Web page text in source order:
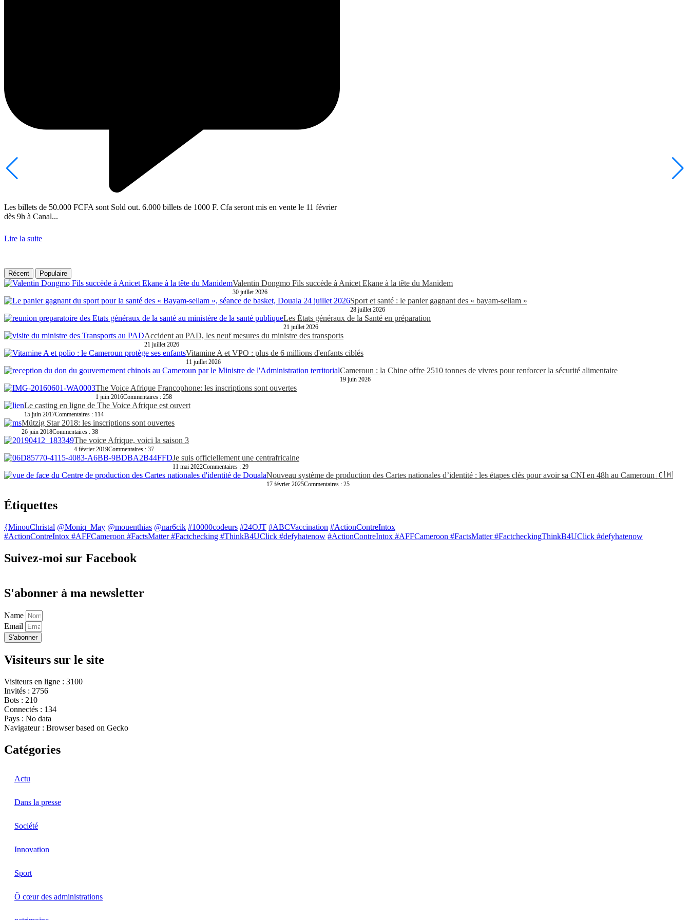
Les billets de 50.000 FCFA sont Sold out. 6.000 billets de 1000 F. Cfa seront mis en vente le 11 février
dès 9h à Canal...
Lire la suite
Récent Populaire
Valentin Dongmo Fils succède à Anicet Ekane à la tête du Manidem
30 juillet 2026
Sport et santé : le panier gagnant des « bayam-sellam »
28 juillet 2026
Les États généraux de la Santé en préparation
21 juillet 2026
Accident au PAD, les neuf mesures du ministre des transports
21 juillet 2026
Vitamine A et VPO : plus de 6 millions d'enfants ciblés
11 juillet 2026
Cameroun : la Chine offre 2510 tonnes de vivres pour renforcer la sécurité alimentaire
19 juin 2026
The Voice Afrique Francophone: les inscriptions sont ouvertes
1 juin 2016Commentaires : 258
Le casting en ligne de The Voice Afrique est ouvert
15 juin 2017Commentaires : 114
Mützig Star 2018: les inscriptions sont ouvertes
26 juin 2018Commentaires : 38
The voice Afrique, voici la saison 3
4 février 2019Commentaires : 37
Je suis officiellement une centrafricaine
11 mai 2022Commentaires : 29
Nouveau système de production des Cartes nationales d’identité : les étapes clés pour avoir sa CNI en 48h au Cameroun 🇨🇲
17 février 2025Commentaires : 25
Étiquettes
{MinouChristal @Moniq_May @mouenthias @nar6cik #10000codeurs #24OJT #ABCVaccination #ActionContreIntox
#ActionContreIntox #AFFCameroon #FactsMatter #Factchecking #ThinkB4UClick #defyhatenow #ActionContreIntox #AFFCameroon #FactsMatter #FactcheckingThinkB4UClick #defyhatenow
Suivez-moi sur Facebook
S'abonner à ma newsletter
Name
Email
S'abonner
Visiteurs sur le site
Visiteurs en ligne : 3100
Invités : 2756
Bots : 210
Connectés : 134
Pays : No data
Navigateur : Browser based on Gecko
Catégories
Actu
Dans la presse
Société
Innovation
Sport
Ô cœur des administrations